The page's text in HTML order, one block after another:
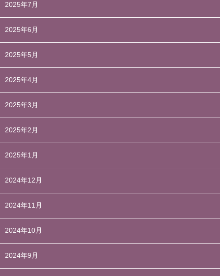
2025年7月
2025年6月
2025年5月
2025年4月
2025年3月
2025年2月
2025年1月
2024年12月
2024年11月
2024年10月
2024年9月